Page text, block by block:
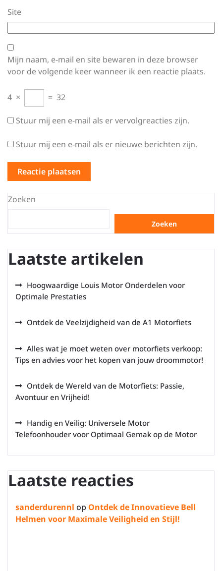
Site
Mijn naam, e-mail en site bewaren in deze browser
voor de volgende keer wanneer ik een reactie plaats.
4 × = 32
Stuur mij een e-mail als er vervolgreacties zijn.
Stuur mij een e-mail als er nieuwe berichten zijn.
Zoeken
Zoeken
Laatste artikelen
Hoogwaardige Louis Motor Onderdelen voor
Optimale Prestaties
Ontdek de Veelzijdigheid van de A1 Motorfiets
Alles wat je moet weten over motorfiets verkoop:
Tips en advies voor het kopen van jouw droommotor!
Ontdek de Wereld van de Motorfiets: Passie,
Avontuur en Vrijheid!
Handig en Veilig: Universele Motor
Telefoonhouder voor Optimaal Gemak op de Motor
Laatste reacties
sanderdurennl op Ontdek de Innovatieve Bell
Helmen voor Maximale Veiligheid en Stijl!